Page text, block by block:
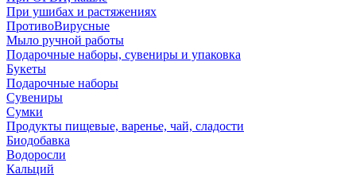
При ушибах и растяжениях
ПротивоВирусные
Мыло ручной работы
Подарочные наборы, сувениры и упаковка
Букеты
Подарочные наборы
Сувениры
Сумки
Продукты пищевые, варенье, чай, сладости
Биодобавка
Водоросли
Кальций